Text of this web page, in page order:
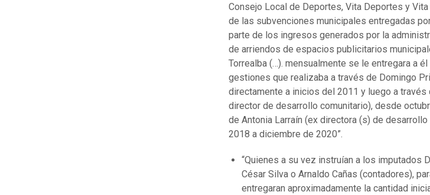
Consejo Local de Deportes, Vita Deportes y
de las subvenciones municipales entregadas
parte de los ingresos generados por la
de arriendos de espacios publicitarios
Torrealba (…). mensualmente se le entregara a
gestiones que realizaba a través de Domingo
directamente a inicios del 2011 y luego a través
director de desarrollo comunitario), desde
de Antonia Larraín (ex directora (s) de
2018 a diciembre de 2020”.
“Quienes a su vez instruían a los imputados
César Silva o Arnaldo Cañas (contadores),
entregaran aproximadamente la cantidad